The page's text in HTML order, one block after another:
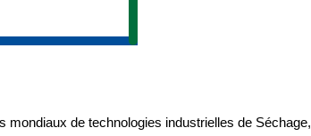
mondiaux de technologies industrielles de Séchage,